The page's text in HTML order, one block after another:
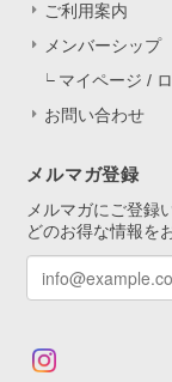
ご利用案内
メンバーシップ
マイページ /
お問い合わせ
メルマガ登録
メルマガにご登録
どのお得な情報を